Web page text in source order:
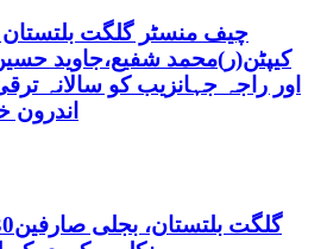
چیف منسٹر گلگت بلتستان
کیپٹن(ر)محمد شفیع،جاوید
اور راجہ جہانزیب کو سالانہ
اندرون